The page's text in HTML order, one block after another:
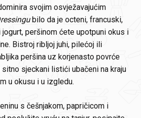
svojim osvježavajućim
bilo da je octeni, francuski,
peršinom ćete upotpuni okus i
Bistroj ribljoj juhi, pilećoj ili
peršina uz korjenasto povrće
sjeckani listići ubačeni na kraju
u okusu i u izgledu.
s češnjakom, papričicom i